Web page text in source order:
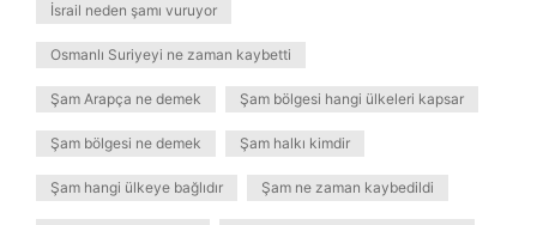
İsrail neden şamı vuruyor
Osmanlı Suriyeyi ne zaman kaybetti
Şam Arapça ne demek Şam bölgesi hangi ülkeleri kapsar
Şam bölgesi ne demek Şam halkı kimdir
Şam hangi ülkeye bağlıdır Şam ne zaman kaybedildi